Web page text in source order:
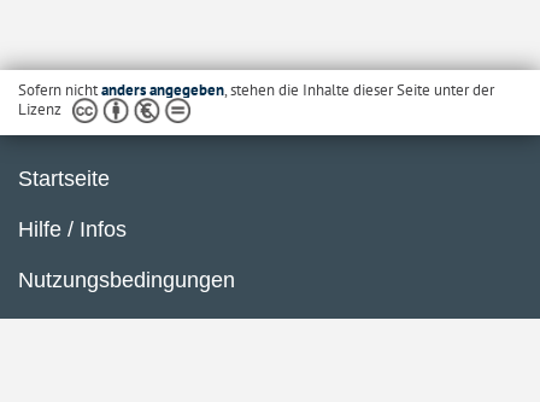
Sofern nichtanders angegeben, stehen die Inhalte dieser Seite unter der
Lizenz
Startseite
Hilfe / Infos
Nutzungsbedingungen